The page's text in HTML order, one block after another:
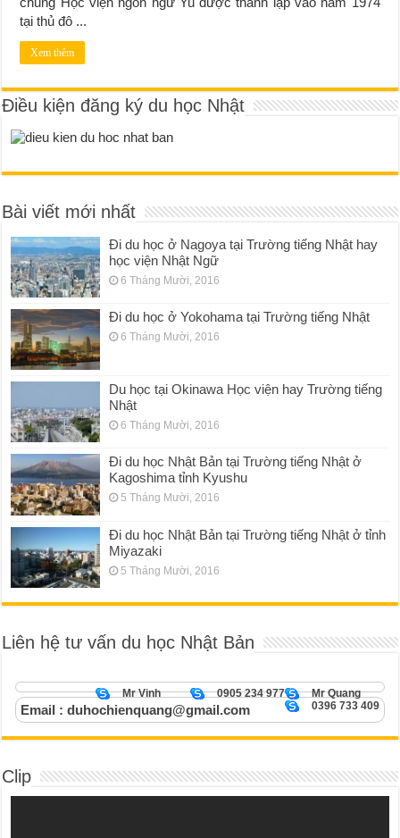
tại thủ đô ...
Xem thêm
Điều kiện đăng ký du học Nhật
Bài viết mới nhất
Đi du học ở Nagoya tại Trường tiếng Nhật hay
học viện Nhật Ngữ
6 Tháng Mười, 2016
Đi du học ở Yokohama tại Trường tiếng Nhật
6 Tháng Mười, 2016
Du học tại Okinawa Học viện hay Trường tiếng
Nhật
6 Tháng Mười, 2016
Đi du học Nhật Bản tại Trường tiếng Nhật ở
Kagoshima tỉnh Kyushu
5 Tháng Mười, 2016
Đi du học Nhật Bản tại Trường tiếng Nhật ở tỉnh
Miyazaki
5 Tháng Mười, 2016
Liên hệ tư vấn du học Nhật Bản
Mr Quang
0905 234 977
Mr Vinh
0396 733 409
Email : duhochienquang@gmail.com
Clip